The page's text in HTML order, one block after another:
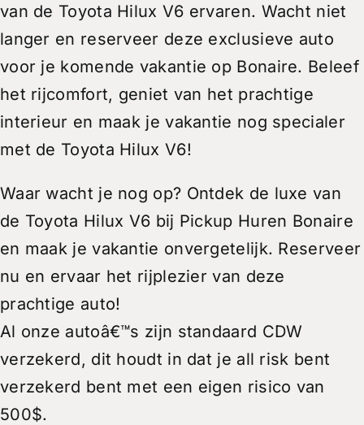
van de Toyota Hilux V6 ervaren. Wacht niet
langer en reserveer deze exclusieve auto
voor je komende vakantie op Bonaire. Beleef
het rijcomfort, geniet van het prachtige
interieur en maak je vakantie nog specialer
met de Toyota Hilux V6!
Waar wacht je nog op? Ontdek de luxe van
de Toyota Hilux V6 bij Pickup Huren Bonaire
en maak je vakantie onvergetelijk. Reserveer
nu en ervaar het rijplezier van deze
prachtige auto!
Al onze autoâ€™s zijn standaard CDW
verzekerd, dit houdt in dat je all risk bent
verzekerd bent met een eigen risico van
500$.